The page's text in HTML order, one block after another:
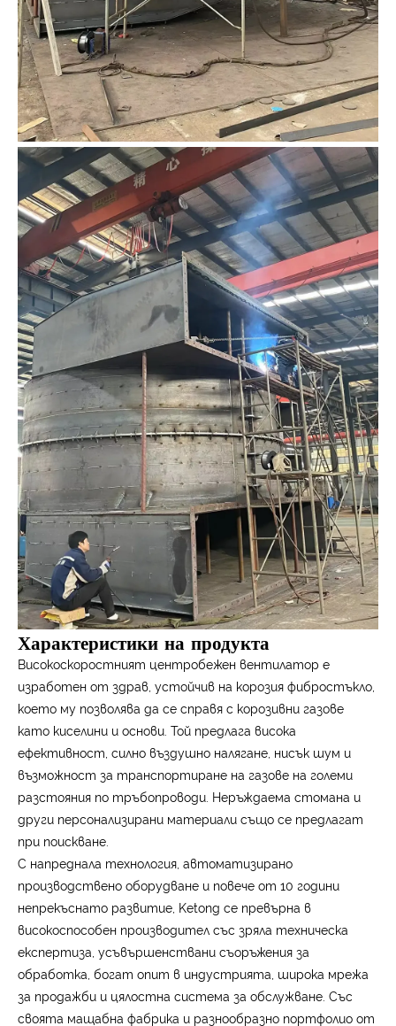
Характеристики на продукта
Високоскоростният центробежен вентилатор е
изработен от здрав, устойчив на корозия фибростъкло,
което му позволява да се справя с корозивни газове
като киселини и основи. Той предлага висока
ефективност, силно въздушно налягане, нисък шум и
възможност за транспортиране на газове на големи
разстояния по тръбопроводи. Неръждаема стомана и
други персонализирани материали също се предлагат
при поискване.
С напреднала технология, автоматизирано
производствено оборудване и повече от 10 години
непрекъснато развитие, Ketong се превърна в
високоспособен производител със зряла техническа
експертиза, усъвършенствани съоръжения за
обработка, богат опит в индустрията, широка мрежа
за продажби и цялостна система за обслужване. Със
своята мащабна фабрика и разнообразно портфолио от